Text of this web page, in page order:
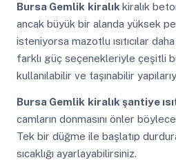
Bursa Gemlik kiralık kiralık
ancak büyük bir alanda yüksek
isteniyorsa mazotlu ısıtıcılar
farklı güç seçenekleriyle çeşitli
kullanılabilir ve taşınabilir
Bursa Gemlik kiralık şantiye
camların donmasını önler
Tek bir düğme ile başlatıp
sıcaklığı ayarlayabilirsiniz.